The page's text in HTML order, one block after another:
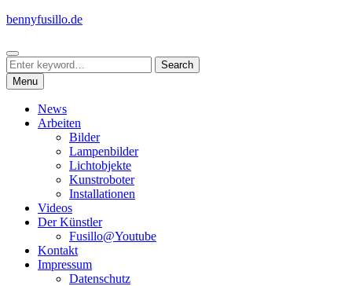
Skip
bennyfusillo.de
Search
Search
for:
Search
Menu
News
Arbeiten
Bilder
Lampenbilder
Lichtobjekte
Kunstroboter
Installationen
Videos
Der Künstler
Fusillo@Youtube
Kontakt
Impressum
Datenschutz